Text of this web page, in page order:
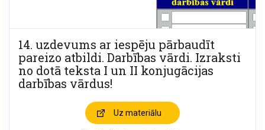
14. uzdevums ar iespēju pārbaudīt
pareizo atbildi. Darbības vārdi. Izraksti
no dotā teksta I un II konjugācijas
darbības vārdus!
Uz materiālu